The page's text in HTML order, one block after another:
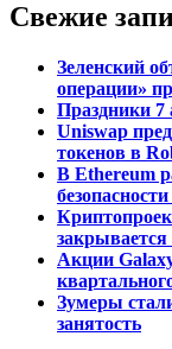
Свежие
Зеленский
операции»
Праздники 7
Uniswap
токенов в
В Ethereum
Акции
Зумеры
занятость